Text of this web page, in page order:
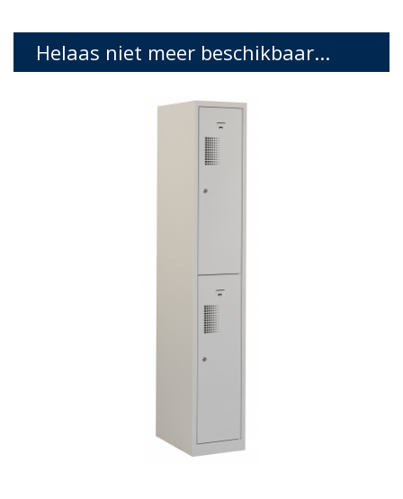
Helaas niet meer beschikbaar...